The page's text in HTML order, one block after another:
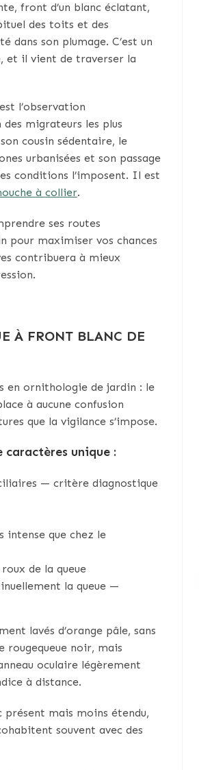
front d’un blanc éclatant,
des toits et des
dans son plumage. C’est un
et il vient de traverser la
l’observation
des migrateurs les plus
cousin sédentaire, le
urbanisées et son passage
conditions l’imposent. Il est
à collier.
ses routes
pour maximiser vos chances
contribuera à mieux
À FRONT BLANC DE
en ornithologie de jardin : le
à aucune confusion
que la vigilance s’impose.
caractères unique :
— critère diagnostique
intense que chez le
de la queue
la queue —
lavés d’orange pâle, sans
rougequeue noir, mais
oculaire légèrement
à distance.
mais moins étendu,
souvent avec des